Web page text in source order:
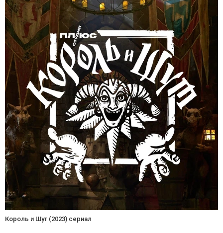
Король и Шут (2023) сериал